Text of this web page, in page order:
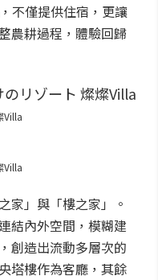
不僅提供住宿，更讓
農耕過程，體驗回歸
Villa
Villa
家」與「樓之家」。
結內外空間，模糊建
創造出流動多層次的
塔樓作為客廳，其餘